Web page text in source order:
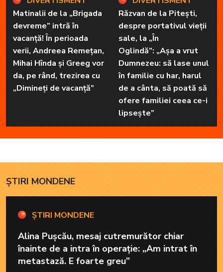
Matinalii de la „Brigada
devreme” intră în
vacanță! În perioada
verii, Andreea Remețan,
Mihai Hînda și Greeg vor
da, pe rând, trezirea cu
„Dimineți de vacanță”
Răzvan de la Pitești,
despre portativul vieții
sale, la „În
Oglindă”: „Așa a vrut
Dumnezeu: să lase unul
în familie cu har, harul
de a cânta, să poată să
ofere familiei ceea ce-i
lipsește”
ȘTIRI MONDENE
ȘTIRI MONDENE
Alina Pușcău, mesaj cutremurător chiar
înainte de a intra în operație: „Am intrat în
metastază. E foarte greu”